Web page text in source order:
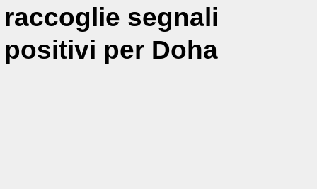
raccoglie segnali
positivi per Doha